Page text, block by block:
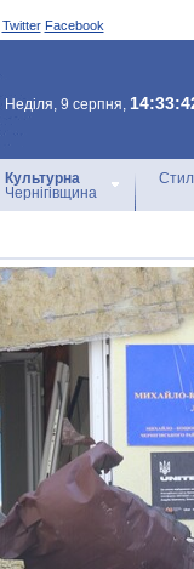
Twitter Facebook
Неділя, 9 серпня,
Культурна
Чернігівщина